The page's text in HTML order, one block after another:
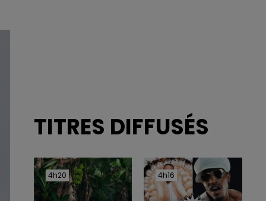
TITRES DIFFUSÉS
4h20
4h20 4h16
4h16